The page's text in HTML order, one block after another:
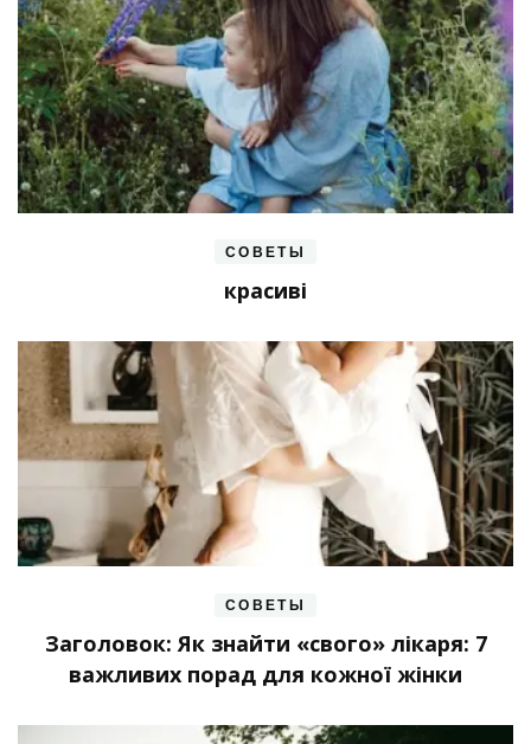
СОВЕТЫ
красиві
СОВЕТЫ
Заголовок: Як знайти «свого» лікаря: 7
важливих порад для кожної жінки